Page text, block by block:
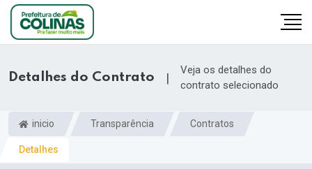
Detalhes do Contrato |
Veja os detalhes do
contrato selecionado
inicio Transparência Contratos
Detalhes